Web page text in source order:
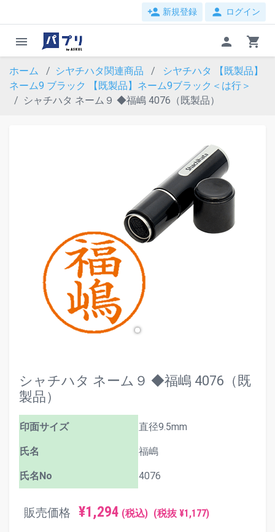
person_add 新規登録 person ログイン
menu person shopping_cart
ホーム シヤチハタ関連商品
シヤチハタ 【既製品】
ネーム9 ブラック
【既製品】ネーム9ブラック＜は行＞
シャチハタ ネーム９ ◆福嶋 4076（既製品）
シャチハタ ネーム９ ◆福嶋 4076（既
製品）
印面サイズ 直径9.5mm
氏名 福嶋
氏名No 4076
販売価格 ¥1,294 (税込) (税抜 ¥1,177)